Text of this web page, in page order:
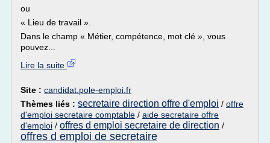
ou
« Lieu de travail ».
Dans le champ « Métier, compétence, mot clé », vous
pouvez...
Lire la suite
Site : candidat.pole-emploi.fr
Thèmes liés : secretaire direction offre d'emploi / offre
d'emploi secretaire comptable / aide secretaire offre
d'emploi / offres d emploi secretaire de direction /
offres d emploi de secretaire